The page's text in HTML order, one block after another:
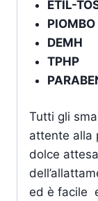
ETIL-
PIOMBO
DEMH
TPHP
Tutti gli
attente alla
dolce
ed è facile